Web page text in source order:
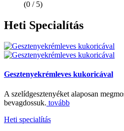
(0 / 5)
Heti Specialítás
Gesztenyekrémleves kukoricával
A szelídgesztenyéket alaposan
bevagdossuk. tovább
Heti specialítás